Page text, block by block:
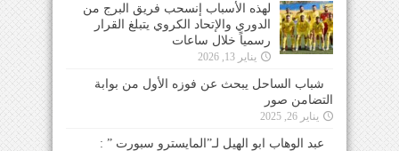
لهذه الأسباب إنسحب فريق البرج من
الدوري والإتحاد الكروي يتبلغ القرار
رسمياً خلال ساعات
يناير 13, 2026
شباب الساحل يبحث عن فوزه الأول من بوابة
التضامن صور
يناير 26, 2025
عبد الوهاب ابو الهيل لـ”المايسترو سبورت ” :